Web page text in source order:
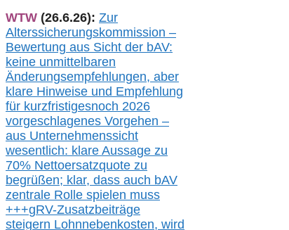
WTW (26.6.26): Zur
Alterssicherungskommission –
Bewertung aus Sicht der bAV:
keine unmittelbaren
Änderungsempfehlungen, aber
klare Hinweise und Empfehlung
für kurzfristigesnoch 2026
vorgeschlagenes Vorgehen –
aus Unternehmenssicht
wesentlich: klare Aussage zu
70% Nettoersatzquote zu
begrüßen; klar, dass auch bAV
zentrale Rolle spielen muss
+++gRV-Zusatzbeiträge
steigern Lohnnebenkosten, wird